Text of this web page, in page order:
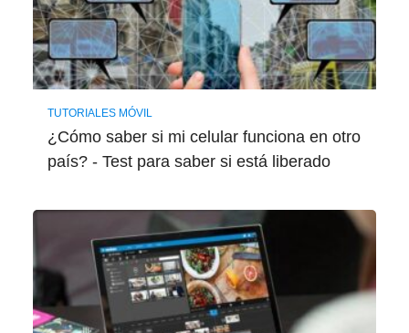
TUTORIALES MÓVIL
¿Cómo saber si mi celular funciona en otro
país? - Test para saber si está liberado